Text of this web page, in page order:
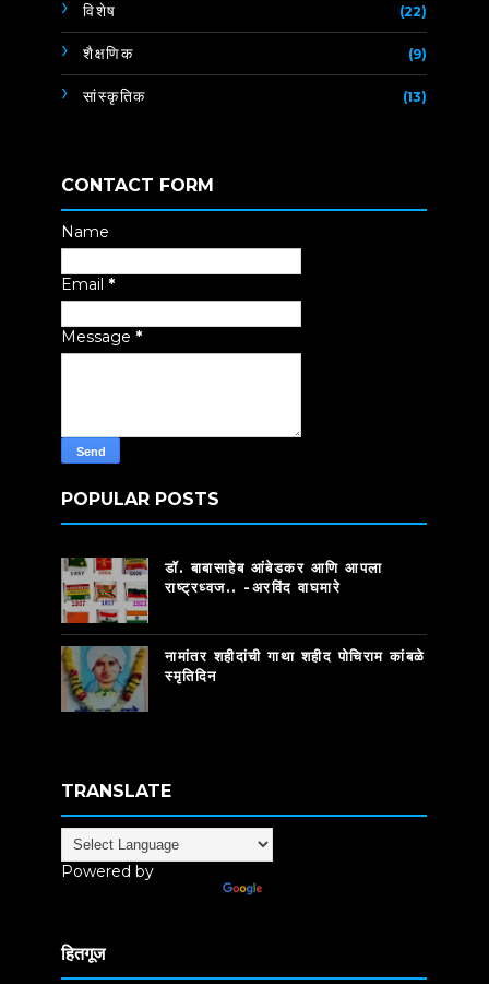
विशेष (22)
शैक्षणिक (9)
सांस्कृतिक (13)
CONTACT FORM
Name
Email *
Message *
POPULAR POSTS
डॉ. बाबासाहेब आंबेडकर आणि आपला
राष्ट्रध्वज.. -अरविंद वाघमारे
नामांतर शहीदांची गाथा शहीद पोचिराम कांबळे
स्मृतिदिन
TRANSLATE
Powered by
हितगूज